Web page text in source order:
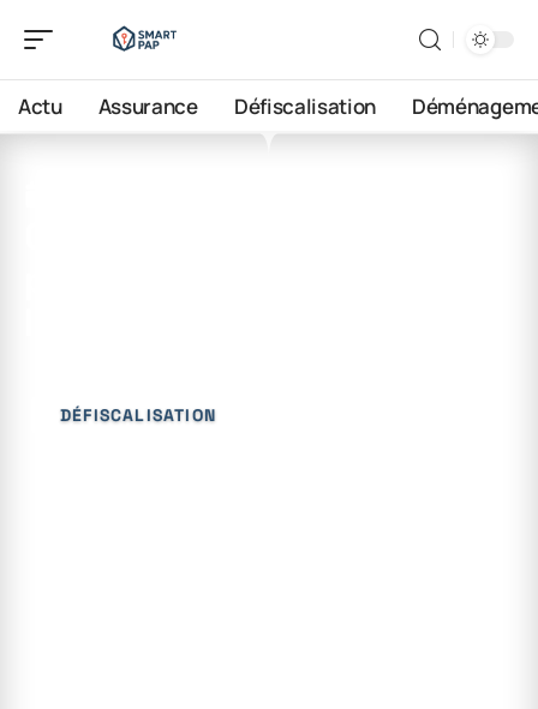
Actu Assurance Défiscalisation
DÉFISCALISATION